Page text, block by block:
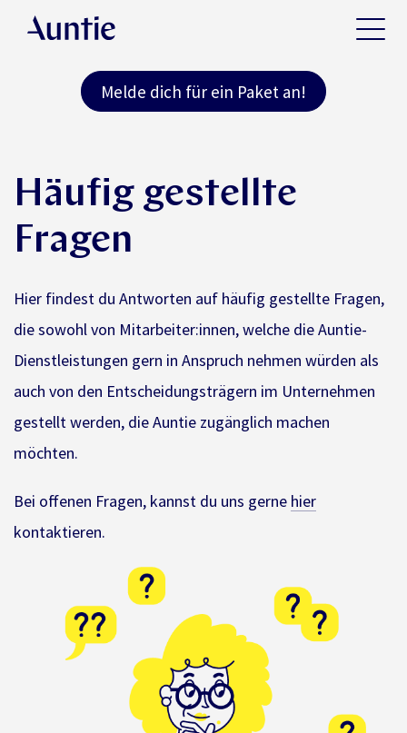
Melde dich für ein Paket an!
Häufig gestellte
Fragen
Hier findest du Antworten auf häufig gestellte Fragen,
die sowohl von Mitarbeiter:innen, welche die Auntie-
Dienstleistungen gern in Anspruch nehmen würden als
auch von den Entscheidungsträgern im Unternehmen
gestellt werden, die Auntie zugänglich machen
möchten.
Bei offenen Fragen, kannst du uns gerne hier
kontaktieren.